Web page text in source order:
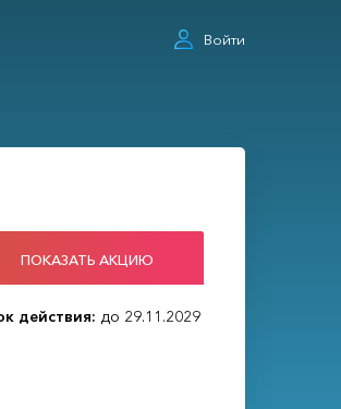
Войти
ПОКАЗАТЬ АКЦИЮ
действия: до 29.11.2029